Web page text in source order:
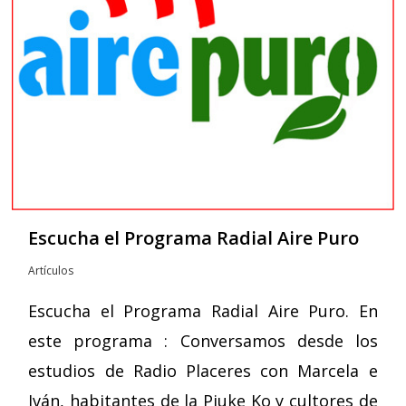
Escucha el Programa Radial Aire Puro
Artículos
Escucha el Programa Radial Aire Puro. En
este programa : Conversamos desde los
estudios de Radio Placeres con Marcela e
Iván, habitantes de la Piuke Ko y cultores de